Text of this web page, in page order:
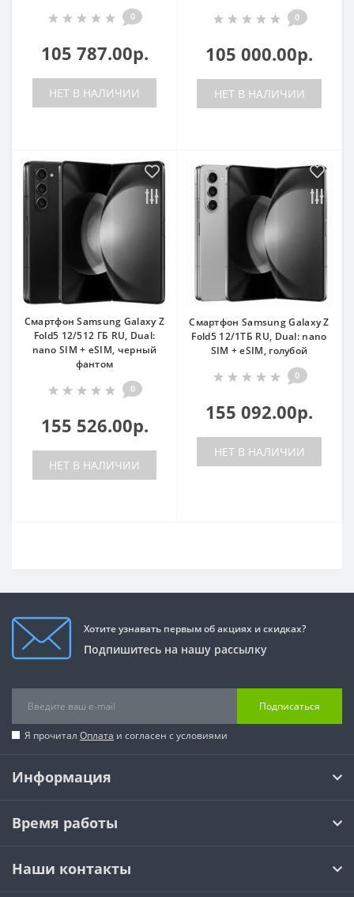
0
105 787.00р.
НЕТ В НАЛИЧИИ
0
105 000.00р.
НЕТ В НАЛИЧИИ
Смартфон Samsung Galaxy Z
Fold5 12/512 ГБ RU, Dual:
nano SIM + eSIM, черный
фантом
0
155 526.00р.
НЕТ В НАЛИЧИИ
Смартфон Samsung Galaxy Z
Fold5 12/1TБ RU, Dual: nano
SIM + eSIM, голубой
0
155 092.00р.
НЕТ В НАЛИЧИИ
Хотите узнавать первым об акциях и скидках?
Подпишитесь на нашу рассылку
Подписаться
Я прочитал Оплата и согласен с условиями
Информация
Время работы
Наши контакты